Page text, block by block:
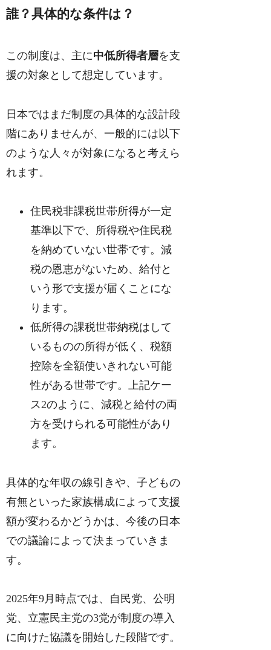
誰？具体的な条件は？
この制度は、主に中低所得者層を支
援の対象として想定しています。
日本ではまだ制度の具体的な設計段
階にありませんが、一般的には以下
のような人々が対象になると考えら
れます。
住民税非課税世帯所得が一定
基準以下で、所得税や住民税
を納めていない世帯です。減
税の恩恵がないため、給付と
いう形で支援が届くことにな
ります。
低所得の課税世帯納税はして
いるものの所得が低く、税額
控除を全額使いきれない可能
性がある世帯です。上記ケー
ス2のように、減税と給付の両
方を受けられる可能性があり
ます。
具体的な年収の線引きや、子どもの
有無といった家族構成によって支援
額が変わるかどうかは、今後の日本
での議論によって決まっていきま
す。
2025年9月時点では、自民党、公明
党、立憲民主党の3党が制度の導入
に向けた協議を開始した段階です。